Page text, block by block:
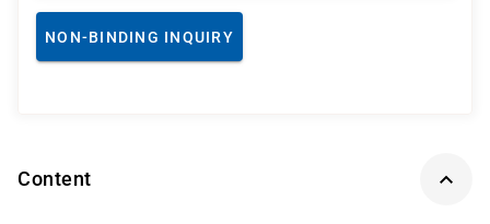
NON-BINDING INQUIRY
Content